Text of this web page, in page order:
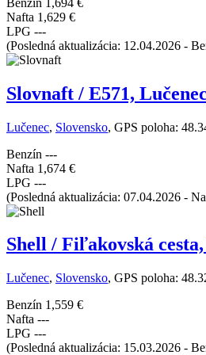
Nafta 1,629 €
LPG ---
(Posledná aktualizácia: 12.04.2026 -
Slovnaft / E571,
Lučenec, Slovensko, GPS poloha:
Benzín ---
Nafta 1,674 €
LPG ---
(Posledná aktualizácia: 07.04.2026 -
Shell / Fiľakovská
Lučenec, Slovensko, GPS poloha:
Benzín 1,559 €
Nafta ---
LPG ---
(Posledná aktualizácia: 15.03.2026 -